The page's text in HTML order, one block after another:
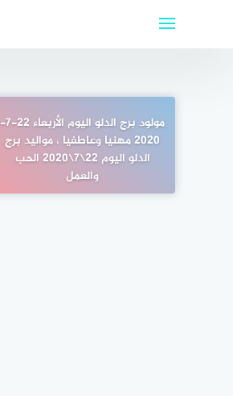
مولود برج الدلو اليوم الأربعاء 22-7-
2020 مهنيا وعاطفيا ، مواليد برج
الدلو اليوم 22\7\2020 الحب
والعمل